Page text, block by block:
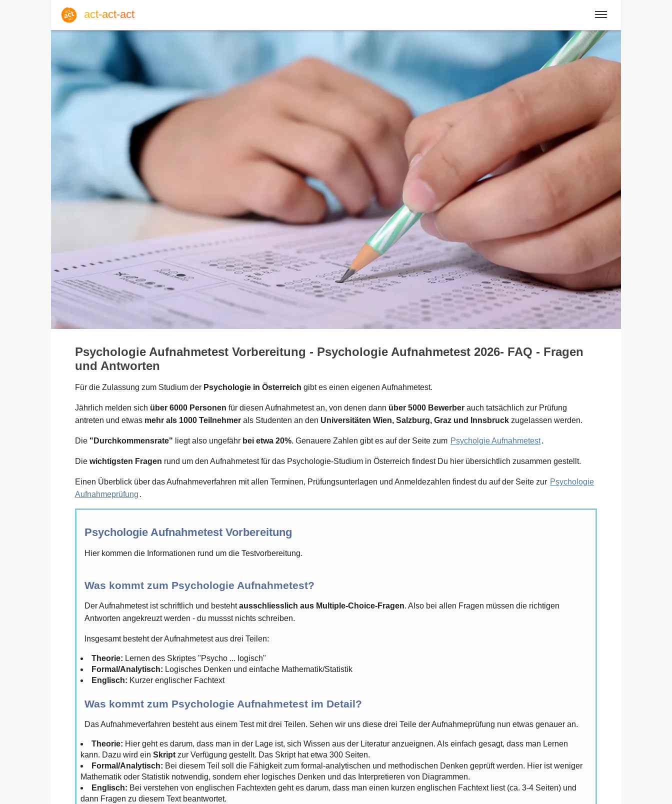
act-act-act
Anmelden
Fr, 07. August 2026 |
Englisch Deutsch
Psychologie Aufnahmetest Vorbereitung - Psychologie Aufnahmetest 2026- FAQ - Fragen
und Antworten
Für die Zulassung zum Studium der Psychologie in Österreich gibt es einen eigenen Aufnahmetest.
Jährlich melden sich über 6000 Personen für diesen Aufnahmetest an, von denen dann über 5000 Bewerber auch tatsächlich zur Prüfung
antreten und etwas mehr als 1000 Teilnehmer als Studenten an den Universitäten Wien, Salzburg, Graz und Innsbruck zugelassen werden.
Die "Durchkommensrate" liegt also ungefähr bei etwa 20%. Genauere Zahlen gibt es auf der Seite zum Psycholgie Aufnahmetest.
Die wichtigsten Fragen rund um den Aufnahmetest für das Psychologie-Studium in Österreich findest Du hier übersichtlich zusammen gestellt.
Einen Überblick über das Aufnahmeverfahren mit allen Terminen, Prüfungsunterlagen und Anmeldezahlen findest du auf der Seite zur Psychologie
Aufnahmeprüfung .
Psychologie Aufnahmetest Vorbereitung
Hier kommen die Informationen rund um die Testvorbereitung.
Was kommt zum Psychologie Aufnahmetest?
Der Aufnahmetest ist schriftlich und bestehtausschliesslich aus Multiple-Choice-Fragen. Also bei allen Fragen müssen die richtigen
Antworten angekreuzt werden - du mussst nichts schreiben.
Insgesamt besteht der Aufnahmetest aus drei Teilen:
Theorie: Lernen des Skriptes "Psycho ... logisch"
Formal/Analytisch: Logisches Denken und einfache Mathematik/Statistik
Englisch: Kurzer englischer Fachtext
Was kommt zum Psychologie Aufnahmetest im Detail?
Das Aufnahmeverfahren besteht aus einem Test mit drei Teilen. Sehen wir uns diese drei Teile der Aufnahmeprüfung nun etwas genauer an.
Theorie: Hier geht es darum, dass man in der Lage ist, sich Wissen aus der Literatur anzueignen. Als einfach gesagt, dass man Lernen
kann. Dazu wird ein Skriptzur Verfügung gestellt. Das Skript hat etwa 300 Seiten.
Formal/Analytisch: Bei diesem Teil soll die Fähigkeit zum formal-analytischen und methodischen Denken geprüft werden. Hier ist weniger
Mathematik oder Statistik notwendig, sondern eher logisches Denken und das Interpretieren von Diagrammen.
Englisch: Bei verstehen von englischen Fachtexten geht es darum, dass man einen kurzen englischen Fachtext liest (ca. 3-4 Seiten) und
dann Fragen zu diesem Text beantwortet.